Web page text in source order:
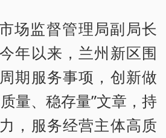
场监督管理局副局长
年以来，兰州新区围
期服务事项，创新做
量、稳存量”文章，持
，服务经营主体高质